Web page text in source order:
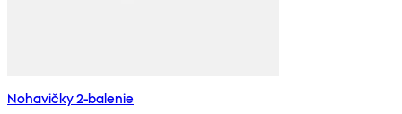
Nohavičky 2-balenie